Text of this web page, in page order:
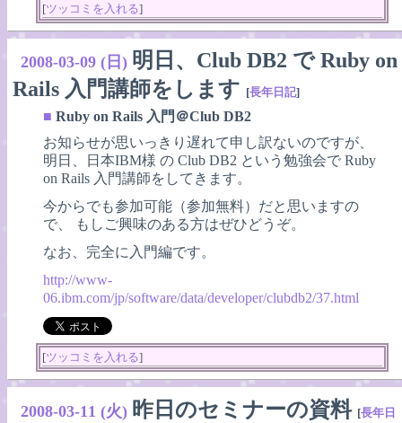
[ツッコミを入れる]
2008-03-09 (日) 明日、Club DB2 で Ruby on
Rails 入門講師をします [長年日記]
■ Ruby on Rails 入門＠Club DB2
お知らせが思いっきり遅れて申し訳ないのですが、
明日、日本IBM様 の Club DB2 という勉強会で Ruby
on Rails 入門講師をしてきます。
今からでも参加可能（参加無料）だと思いますの
で、 もしご興味のある方はぜひどうぞ。
なお、完全に入門編です。
http://www-
06.ibm.com/jp/software/data/developer/clubdb2/37.html
[ツッコミを入れる]
2008-03-11 (火) 昨日のセミナーの資料 [長年日